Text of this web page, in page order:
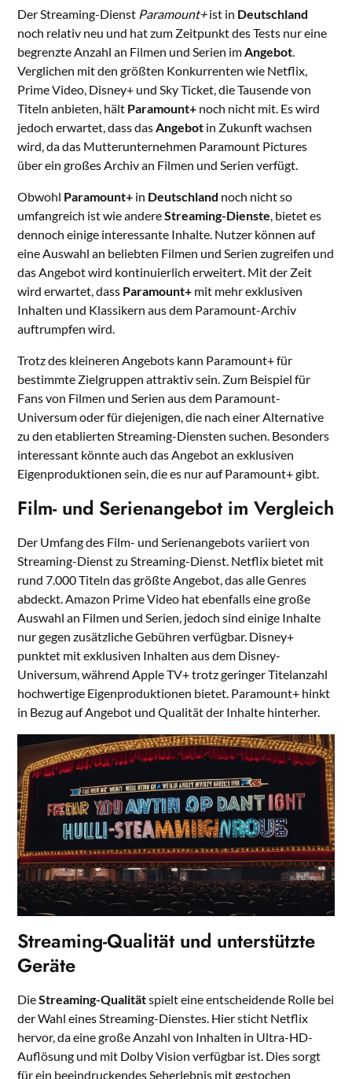
Der Streaming-Dienst Paramount+ist in Deutschland
noch relativ neu und hat zum Zeitpunkt des Tests nur eine
begrenzte Anzahl an Filmen und Serien imAngebot.
Verglichen mit den größten Konkurrenten wie Netflix,
Prime Video, Disney+ und Sky Ticket, die Tausende von
Titeln anbieten, hält Paramount+ noch nicht mit. Es wird
jedoch erwartet, dass dasAngebot in Zukunft wachsen
wird, da das Mutterunternehmen Paramount Pictures
über ein großes Archiv an Filmen und Serien verfügt.
Obwohl Paramount+ in Deutschland noch nicht so
umfangreich ist wie andereStreaming-Dienste, bietet es
dennoch einige interessante Inhalte. Nutzer können auf
eine Auswahl an beliebten Filmen und Serien zugreifen und
das Angebot wird kontinuierlich erweitert. Mit der Zeit
wird erwartet, dass Paramount+ mit mehr exklusiven
Inhalten und Klassikern aus dem Paramount-Archiv
auftrumpfen wird.
Trotz des kleineren Angebots kann Paramount+ für
bestimmte Zielgruppen attraktiv sein. Zum Beispiel für
Fans von Filmen und Serien aus dem Paramount-
Universum oder für diejenigen, die nach einer Alternative
zu den etablierten Streaming-Diensten suchen. Besonders
interessant könnte auch das Angebot an exklusiven
Eigenproduktionen sein, die es nur auf Paramount+ gibt.
Film- und Serienangebot im Vergleich
Der Umfang des Film- und Serienangebots variiert von
Streaming-Dienst zu Streaming-Dienst. Netflix bietet mit
rund 7.000 Titeln das größte Angebot, das alle Genres
abdeckt. Amazon Prime Video hat ebenfalls eine große
Auswahl an Filmen und Serien, jedoch sind einige Inhalte
nur gegen zusätzliche Gebühren verfügbar. Disney+
punktet mit exklusiven Inhalten aus dem Disney-
Universum, während Apple TV+ trotz geringer Titelanzahl
hochwertige Eigenproduktionen bietet. Paramount+ hinkt
in Bezug auf Angebot und Qualität der Inhalte hinterher.
Streaming-Qualität und unterstützte
Geräte
DieStreaming-Qualitätspielt eine entscheidende Rolle bei
der Wahl eines Streaming-Dienstes. Hier sticht Netflix
hervor, da eine große Anzahl von Inhalten in Ultra-HD-
Auflösung und mit Dolby Vision verfügbar ist. Dies sorgt
für ein beeindruckendes Seherlebnis mit gestochen